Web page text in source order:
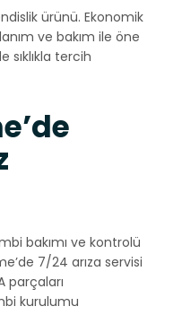
ürünü. Ekonomik
ve bakım ile öne
sıklıkla tercih
bakımı ve kontrolü
7/24 arıza servisi
parçaları
kurulumu